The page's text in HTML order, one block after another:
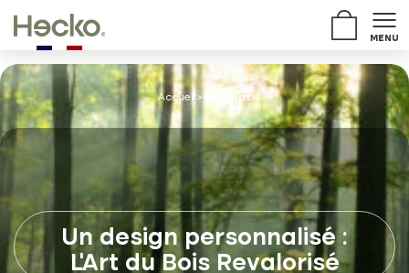
MENU
Accueil >Concept
Un design personnalisé :
L'Art du Bois Revalorisé